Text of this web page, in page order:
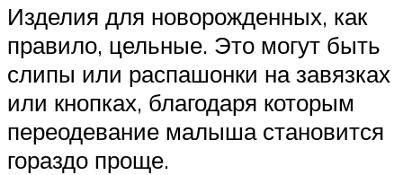
Изделия для новорожденных, как
правило, цельные. Это могут быть
слипы или распашонки на завязках
или кнопках, благодаря которым
переодевание малыша становится
гораздо проще.